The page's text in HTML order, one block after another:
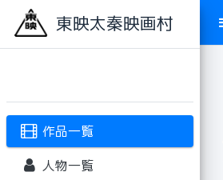
東映太秦映画村
作品一覧
人物一覧